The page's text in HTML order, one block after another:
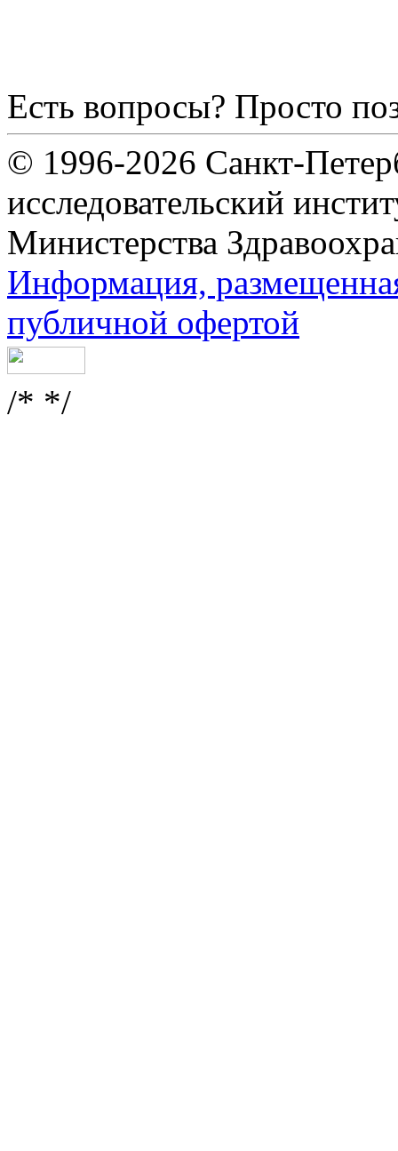
Есть вопросы? Просто
© 1996-2026 Санкт-
исследовательский
Министерства
Информация,
публичной офертой
/* */